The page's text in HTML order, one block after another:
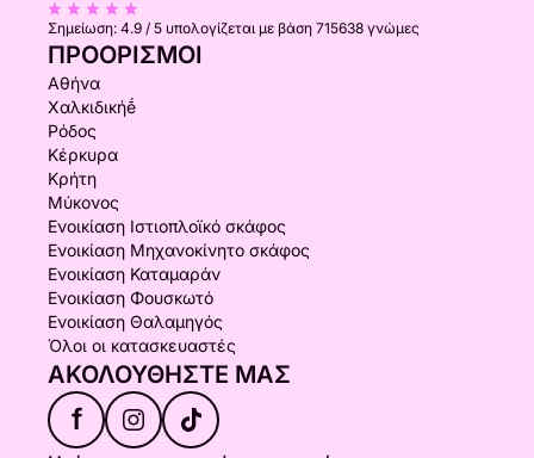
Σημείωση: 4.9 / 5 υπολογίζεται με βάση 715638 γνώμες
ΠΡΟΟΡΙΣΜΟΊ
Αθήνα
Χαλκιδικήḗ
Ρόδος
Κέρκυρα
Κρήτη
Μύκονος
Ενοικίαση Ιστιοπλοϊκό σκάφος
Ενοικίαση Μηχανοκίνητο σκάφος
Ενοικίαση Καταμαράν
Ενοικίαση Φουσκωτό
Ενοικίαση Θαλαμηγός
Όλοι οι κατασκευαστές
ΑΚΟΛΟΥΘΉΣΤΕ ΜΑΣ
f